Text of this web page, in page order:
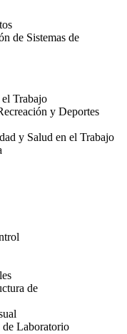
de Sistemas de
Trabajo
y Deportes
y Salud en el Trabajo
de
Laboratorio